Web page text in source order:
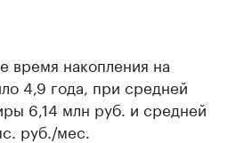
время накопления на
4,9 года, при средней
6,14 млн руб. и средней
руб./мес.